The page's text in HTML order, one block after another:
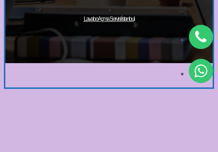
Lavabo Açma Servisi İstanbul· All rights reserved